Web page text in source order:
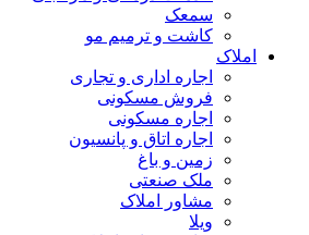
سمعک
کاشت و ترمیم مو
املاک
اجاره اداری و تجاری
فروش مسکونی
اجاره مسکونی
اجاره اتاق و پانسیون
زمین و باغ
ملک صنعتی
مشاور املاک
ویلا